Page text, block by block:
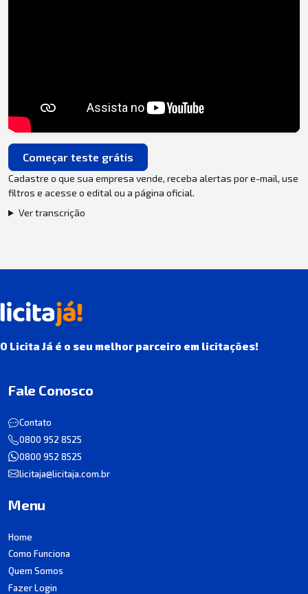
Começar teste grátis
Cadastre o que sua empresa vende, receba alertas por e-mail, use
filtros e acesse o edital ou a página oficial.
Ver transcrição
O Licita Já é o seu melhor parceiro em licitações!
Fale Conosco
Contato
0800 952 8525
0800 952 8525
licitaja@licitaja.com.br
Menu
Home
Como Funciona
Quem Somos
Fazer Login